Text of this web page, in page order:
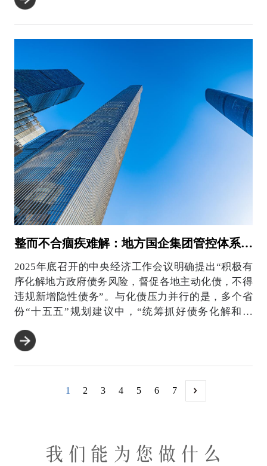
整而不合痼疾难解：地方国企集团管控体系的三个薄弱环节
2025年底召开的中央经济工作会议明确提出“积极有
序化解地方政府债务风险，督促各地主动化债，不得
违规新增隐性债务”。与化债压力并行的是，多个省
份“十五五”规划建议中，“统筹抓好债务化解和安
1 2 3 4 5 6 7
我们能为您做什么